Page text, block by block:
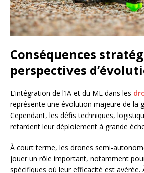
Conséquences
perspectives
L’intégration de l’IA et du ML dans les
représente une évolution majeure de la
Cependant, les défis techniques,
retardent leur déploiement à grande
À court terme, les drones semi-
jouer un rôle important, notamment
spécifiques où leur efficacité est avérée.